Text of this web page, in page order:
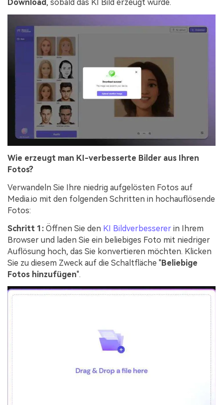
Download, sobald das KI Bild erzeugt wurde.
Wie erzeugt man KI-verbesserte Bilder aus Ihren
Fotos?
Verwandeln Sie Ihre niedrig aufgelösten Fotos auf
Media.io mit den folgenden Schritten in hochauflösende
Fotos:
Schritt 1: Öffnen Sie den KI Bildverbesserer in Ihrem
Browser und laden Sie ein beliebiges Foto mit niedriger
Auflösung hoch, das Sie konvertieren möchten. Klicken
Sie zu diesem Zweck auf die Schaltfläche "Beliebige
Fotos hinzufügen".